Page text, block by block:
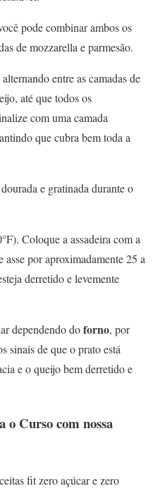
pode combinar ambos os
de mozzarella e parmesão.
entre as camadas de
até que todos os
com uma camada
que cubra bem toda a
e gratinada durante o
Coloque a assadeira com a
por aproximadamente 25 a
derretido e levemente
dependendo doforno, por
sinais de que o prato está
e o queijo bem derretido e
o Curso com nossa
fit zero açúcar e zero